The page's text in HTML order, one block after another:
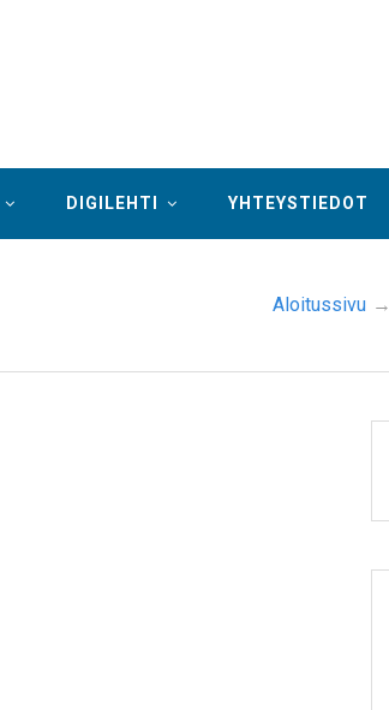
DIGILEHTI YHTEYSTIEDOT
Aloitussivu →